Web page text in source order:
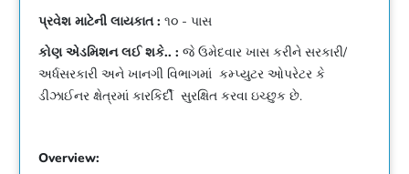
પ્રવેશ માટેની લાયકાત : ૧૦ - પાસ
કોણ એડમિશન લઈ શકે.. : જે ઉમેદવાર ખાસ કરીને સરકારી/
અર્ધસરકારી અને ખાનગી વિભાગમાં કમ્પ્યુટર ઓપરેટર કે
ડીઝાઈનર ક્ષેત્રમાં કારકિર્દી સુરક્ષિત કરવા ઇચ્છુક છે.
Overview: